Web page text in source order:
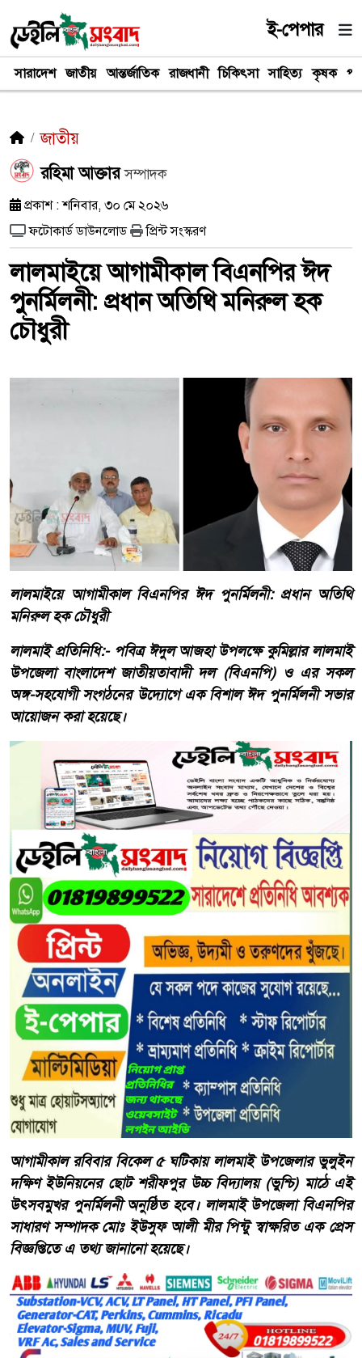
ই-পেপার
সারাদেশ জাতীয় আন্তর্জাতিক রাজধানী চিকিৎসা সাহিত্য কৃষক
জাতীয়
রহিমা আক্তারসম্পাদক
প্রকাশ : শনিবার, ৩০ মে ২০২৬
ফটোকার্ড ডাউনলোড
প্রিন্ট সংস্করণ
লালমাইয়ে আগামীকাল বিএনপির ঈদ
পুনর্মিলনী: প্রধান অতিথি মনিরুল হক
চৌধুরী
লালমাইয়ে আগামীকাল বিএনপির ঈদ পুনর্মিলনী: প্রধান অতিথি
মনিরুল হক চৌধুরী
লালমাই প্রতিনিধি:- পবিত্র ঈদুল আজহা উপলক্ষে কুমিল্লার লালমাই
উপজেলা বাংলাদেশ জাতীয়তাবাদী দল (বিএনপি) ও এর সকল
অঙ্গ-সহযোগী সংগঠনের উদ্যোগে এক বিশাল ঈদ পুনর্মিলনী সভার
আয়োজন করা হয়েছে।
আগামীকাল রবিবার বিকেল ৫ ঘটিকায় লালমাই উপজেলার ভুলুইন
দক্ষিণ ইউনিয়নের ছোট শরীফপুর উচ্চ বিদ্যালয় (ভুশ্চি) মাঠে এই
উৎসবমুখর পুনর্মিলনী অনুষ্ঠিত হবে। লালমাই উপজেলা বিএনপির
সাধারণ সম্পাদক মোঃ ইউসুফ আলী মীর পিন্টু স্বাক্ষরিত এক প্রেস
বিজ্ঞপ্তিতে এ তথ্য জানানো হয়েছে।